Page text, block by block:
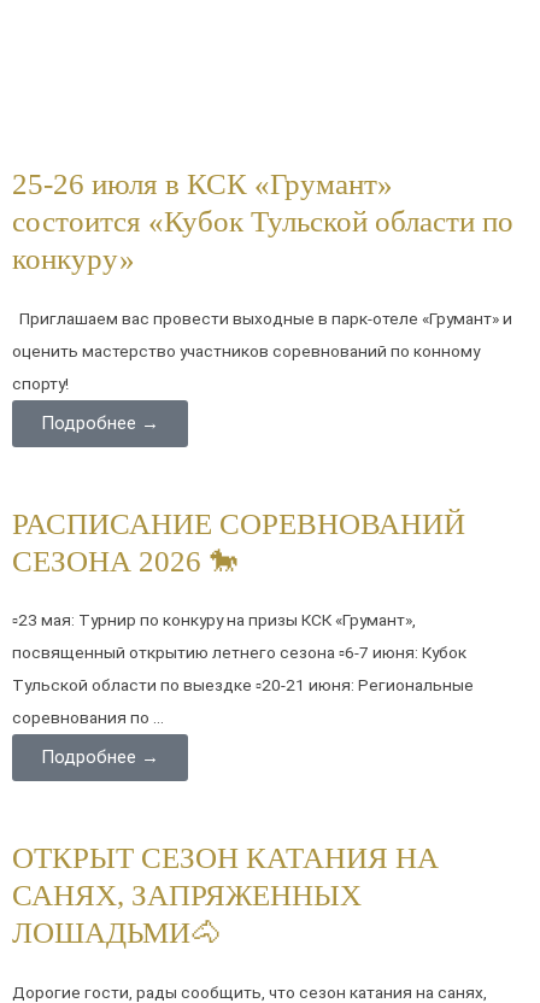
25-26 июля в КСК «Грумант»
состоится «Кубок Тульской области по
конкуру»
Приглашаем вас провести выходные в парк-отеле «Грумант» и
оценить мастерство участников соревнований по конному
спорту!
Подробнее →
РАСПИСАНИЕ СОРЕВНОВАНИЙ
СЕЗОНА 2026 🐎
▫️23 мая: Турнир по конкуру на призы КСК «Грумант»,
посвященный открытию летнего сезона ▫️6-7 июня: Кубок
Тульской области по выездке ▫️20-21 июня: Региональные
соревнования по ...
Подробнее →
ОТКРЫТ СЕЗОН КАТАНИЯ НА
САНЯХ, ЗАПРЯЖЕННЫХ
ЛОШАДЬМИ🐴
Дорогие гости, рады сообщить, что сезон катания на санях,